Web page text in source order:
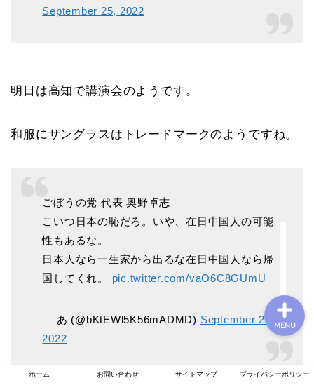
September 25, 2022
明日は高知で講演会のようです。
和服にサングラスはトレードマークのようですね。
ごぼうの党 代表 奥野卓志
こいつ日本の恥だろ。いや、在日中国人の可能
性もあるな。
日本人なら一生家から出るな在日中国人なら帰
国してくれ。 pic.twitter.com/vaO6C8GUmU
— あ (@bKtEWl5K56mADMD) September 25,
2022
ホーム お問い合わせ サイトマップ プライバシーポリシー
MENU
プロフィール